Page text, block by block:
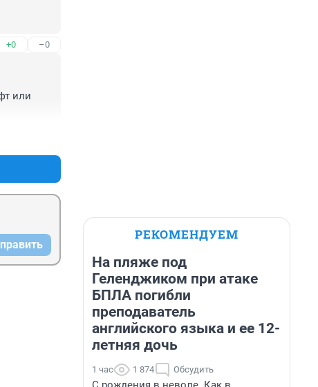
+0 –0
или
РЕКОМЕНДУЕМ
На пляже под
Геленджиком при атаке
БПЛА погибли
преподаватель
английского языка и ее 12-
летняя дочь
1 час 1 874 Обсудить